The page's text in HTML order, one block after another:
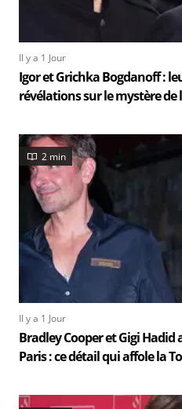
Il y a 1 Jour
Igor et Grichka Bogdanoff :
révélations sur le mystère de
2 min
Il y a 1 Jour
Bradley Cooper et Gigi Hadid
Paris : ce détail qui affole la